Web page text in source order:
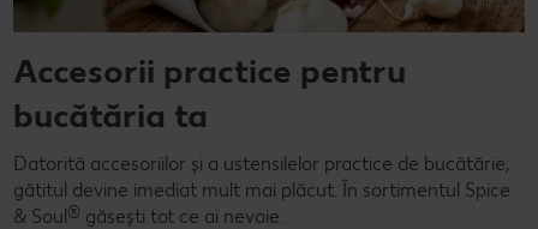
Accesorii practice pentru
bucătăria ta
Datorită accesoriilor și a ustensilelor practice de bucătărie,
gătitul devine imediat mult mai plăcut. În sortimentul Spice
& Soul® găsești tot ce ai nevoie.